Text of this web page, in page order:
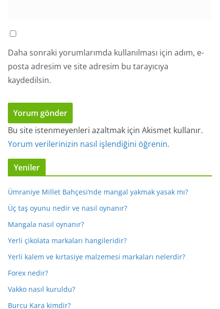
Daha sonraki yorumlarımda kullanılması için adım, e-
posta adresim ve site adresim bu tarayıcıya
kaydedilsin.
Bu site istenmeyenleri azaltmak için Akismet kullanır.
Yorum verilerinizin nasıl işlendiğini öğrenin.
Yeniler
Ümraniye Millet Bahçesi’nde mangal yakmak yasak mı?
Üç taş oyunu nedir ve nasıl oynanır?
Mangala nasıl oynanır?
Yerli çikolata markaları hangileridir?
Yerli kalem ve kırtasiye malzemesi markaları nelerdir?
Forex nedir?
Vakko nasıl kuruldu?
Burcu Kara kimdir?